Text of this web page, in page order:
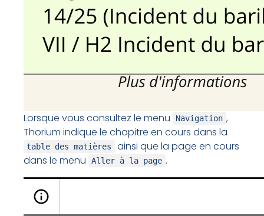
Lorsque vous consultez le menu Navigation ,
Thorium indique le chapitre en cours dans la
table des matières
ainsi que la page en cours
dans le menu
Aller à la page .